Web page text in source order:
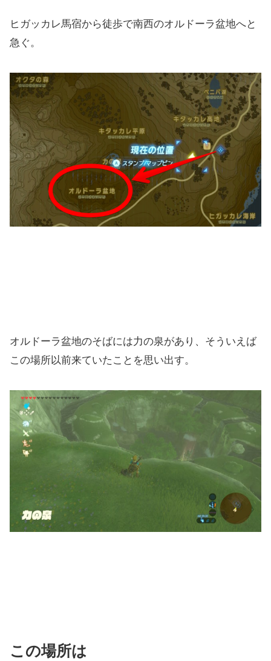
ヒガッカレ馬宿から徒歩で南西のオルドーラ盆地へと
急ぐ。
オルドーラ盆地のそばには力の泉があり、そういえば
この場所以前来ていたことを思い出す。
この場所は